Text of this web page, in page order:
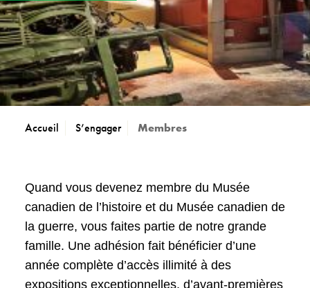
Accueil S’engager Membres
Quand vous devenez membre du Musée
canadien de l’histoire et du Musée canadien de
la guerre, vous faites partie de notre grande
famille. Une adhésion fait bénéficier d’une
année complète d’accès illimité à des
expositions exceptionnelles, d’avant-premières